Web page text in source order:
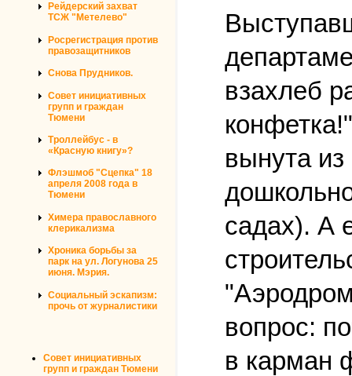
Рейдерский захват
ТСЖ "Метелево"
Росрегистрация против
правозащитников
Снова Прудников.
Совет инициативных
групп и граждан
Тюмени
Троллейбус - в
«Красную книгу»?
Флэшмоб "Сцепка" 18
апреля 2008 года в
Тюмени
Химера православного
клерикализма
Хроника борьбы за
парк на ул. Логунова 25
июня. Мэрия.
Социальный эскапизм:
прочь от журналистики
Совет инициативных
групп и граждан Тюмени
взахлеб
вынута
садах). А
вопрос:
в карман